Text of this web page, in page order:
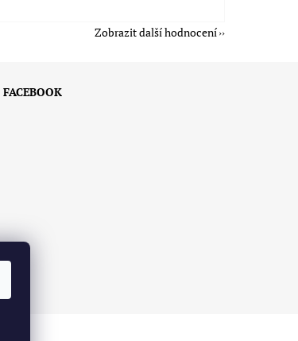
Zobrazit další hodnocení
FACEBOOK